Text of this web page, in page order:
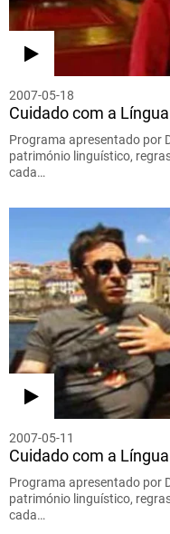
2007-05-18
Cuidado com a
Programa apresentado por
património linguístico,
cada…
2007-05-11
Cuidado com a
Programa apresentado por
património linguístico,
cada…